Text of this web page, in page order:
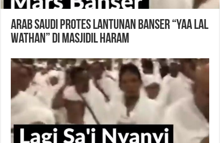
Arab Saudi Protes Lantunan Banser “Yaa Lal
Wathan” di Masjidil Haram